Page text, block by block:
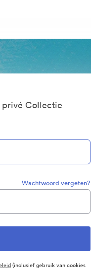
Collectie
Wachtwoord vergeten?
(inclusief gebruik van cookies